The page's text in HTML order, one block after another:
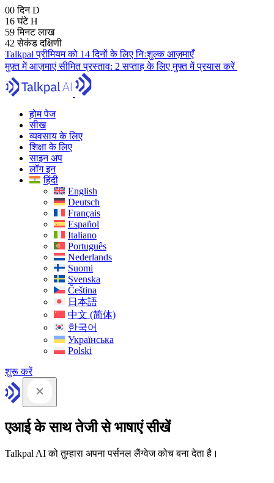
00 दिनD
16 घंटेH
59 मिनटलाख
41 सेकंडदक्षिणी
Talkpal प्रीमियम को 14 दिनों के लिए निःशुल्क आज़माएँ
मुफ़्त में आज़माएंसीमित प्रस्ताव: 2 सप्ताह के लिए मुफ्त में प्रयास करें
होम पेज
सीख
व्यवसाय के लिए
शिक्षा के लिए
साइन अप
लॉग इन
हिंदी
English
Deutsch
Français
Español
Italiano
Português
Nederlands
Suomi
Svenska
Čeština
日本語
中文 (简体)
한국어
Українська
Polski
शुरू करें
एआई के साथ तेजी से भाषाएं सीखें
Talkpal AI को तुम्हारा अपना पर्सनल लैंग्वेज कोच बना देता है।